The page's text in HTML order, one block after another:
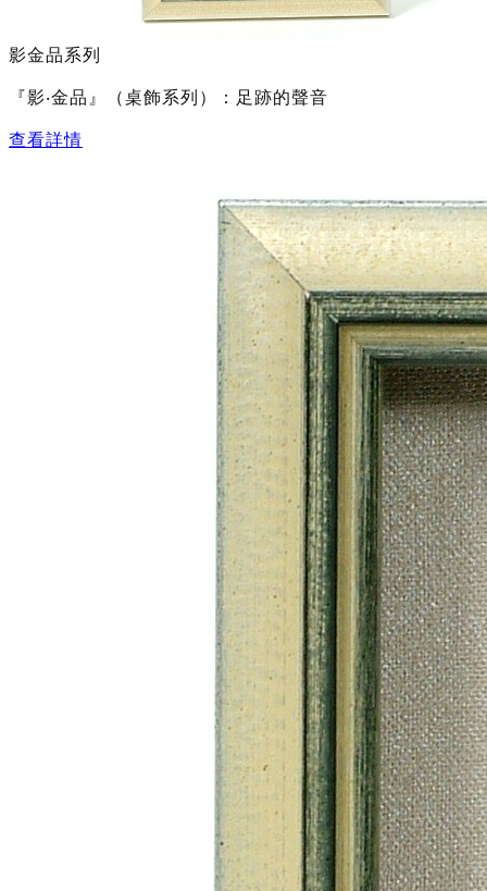
影金品系列
『影‧金品』（桌飾系列）：足跡的聲音
查看詳情